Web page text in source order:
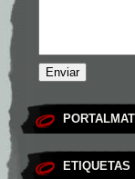
ETIQUETAS